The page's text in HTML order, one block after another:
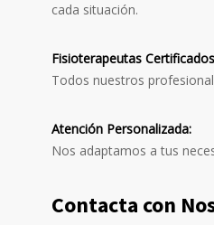
cada situación.
Fisioterapeutas
Todos nuestros
Atención Personalizada:
Nos adaptamos a tus
Contacta con